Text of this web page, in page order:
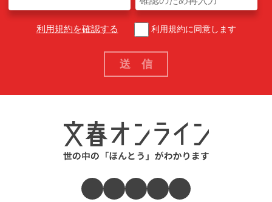
利用規約を確認する 利用規約に同意します